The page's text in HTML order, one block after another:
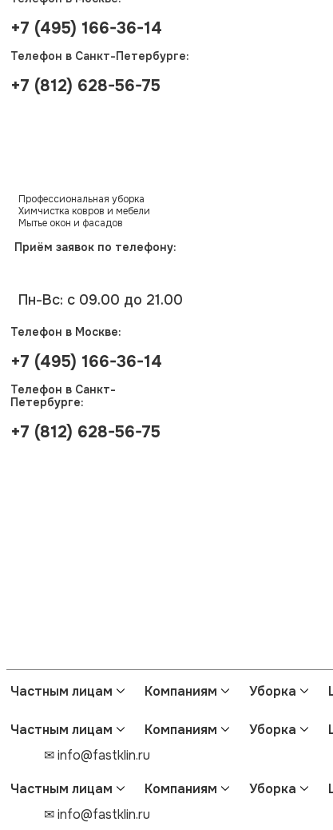
+7 (495) 166-36-14
Телефон в Санкт-Петербурге:
+7 (812) 628-56-75
Профессиональная уборка
Химчистка ковров и мебели
Мытье окон и фасадов
Приём заявок по телефону:
Пн-Вс: с 09.00 до 21.00
Телефон в Москве:
+7 (495) 166-36-14
Телефон в Санкт-
Петербурге:
+7 (812) 628-56-75
Частным лицам Компаниям Уборка
Частным лицам Компаниям Уборка
✉ info@fastklin.ru
Частным лицам
Компаниям Уборка
✉ info@fastklin.ru